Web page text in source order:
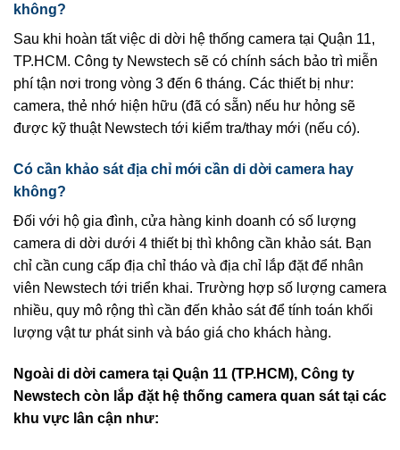
không?
Sau khi hoàn tất việc di dời hệ thống camera tại Quận 11,
TP.HCM. Công ty Newstech sẽ có chính sách bảo trì miễn
phí tận nơi trong vòng 3 đến 6 tháng. Các thiết bị như:
camera, thẻ nhớ hiện hữu (đã có sẵn) nếu hư hỏng sẽ
được kỹ thuật Newstech tới kiểm tra/thay mới (nếu có).
Có cần khảo sát địa chỉ mới cần di dời camera hay
không?
Đối với hộ gia đình, cửa hàng kinh doanh có số lượng
camera di dời dưới 4 thiết bị thì không cần khảo sát. Bạn
chỉ cần cung cấp địa chỉ tháo và địa chỉ lắp đặt để nhân
viên Newstech tới triển khai. Trường hợp số lượng camera
nhiều, quy mô rộng thì cần đến khảo sát để tính toán khối
lượng vật tư phát sinh và báo giá cho khách hàng.
Ngoài di dời camera tại Quận 11 (TP.HCM), Công ty
Newstech còn lắp đặt hệ thống camera quan sát tại các
khu vực lân cận như: